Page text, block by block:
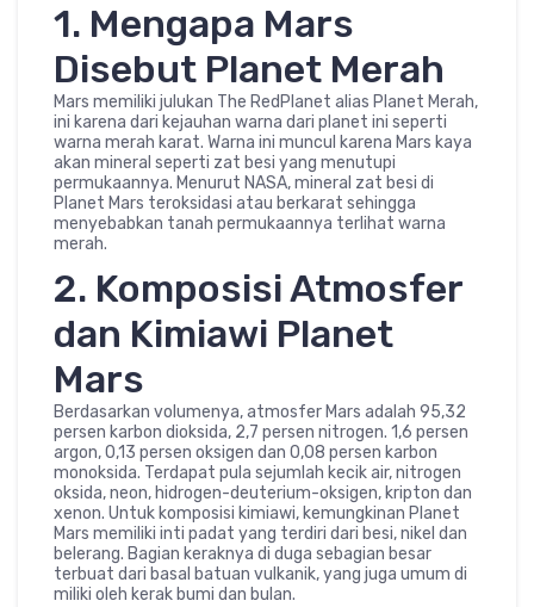
1. Mengapa Mars
Disebut Planet Merah
Mars memiliki julukan The RedPlanet alias Planet Merah,
ini karena dari kejauhan warna dari planet ini seperti
warna merah karat. Warna ini muncul karena Mars kaya
akan mineral seperti zat besi yang menutupi
permukaannya. Menurut NASA, mineral zat besi di
Planet Mars teroksidasi atau berkarat sehingga
menyebabkan tanah permukaannya terlihat warna
merah.
2. Komposisi Atmosfer
dan Kimiawi Planet
Mars
Berdasarkan volumenya, atmosfer Mars adalah 95,32
persen karbon dioksida, 2,7 persen nitrogen. 1,6 persen
argon, 0,13 persen oksigen dan 0,08 persen karbon
monoksida. Terdapat pula sejumlah kecik air, nitrogen
oksida, neon, hidrogen-deuterium-oksigen, kripton dan
xenon. Untuk komposisi kimiawi, kemungkinan Planet
Mars memiliki inti padat yang terdiri dari besi, nikel dan
belerang. Bagian keraknya di duga sebagian besar
terbuat dari basal batuan vulkanik, yang juga umum di
miliki oleh kerak bumi dan bulan.